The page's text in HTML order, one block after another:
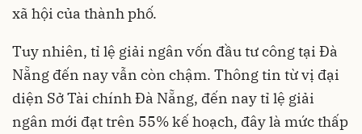
xã hội của thành phố.
Tuy nhiên, tỉ lệ giải ngân vốn đầu tư công tại Đà
Nẵng đến nay vẫn còn chậm. Thông tin từ vị đại
diện Sở Tài chính Đà Nẵng, đến nay tỉ lệ giải
ngân mới đạt trên 55% kế hoạch, đây là mức thấp